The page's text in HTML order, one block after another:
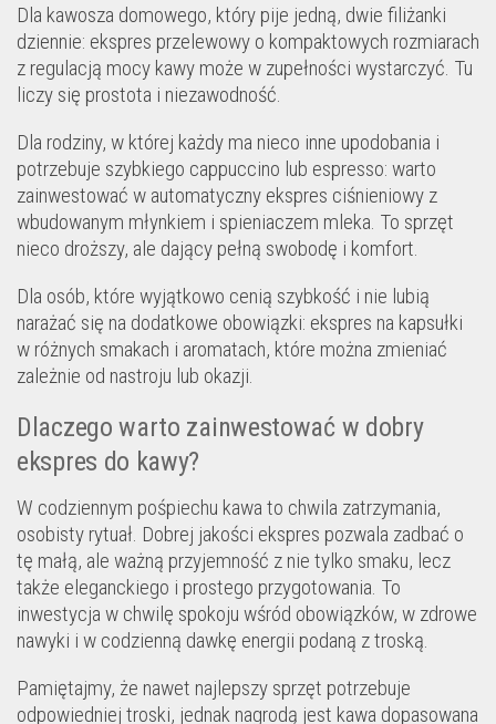
Dla kawosza domowego, który pije jedną, dwie filiżanki
dziennie: ekspres przelewowy o kompaktowych rozmiarach
z regulacją mocy kawy może w zupełności wystarczyć. Tu
liczy się prostota i niezawodność.
Dla rodziny, w której każdy ma nieco inne upodobania i
potrzebuje szybkiego cappuccino lub espresso: warto
zainwestować w automatyczny ekspres ciśnieniowy z
wbudowanym młynkiem i spieniaczem mleka. To sprzęt
nieco droższy, ale dający pełną swobodę i komfort.
Dla osób, które wyjątkowo cenią szybkość i nie lubią
narażać się na dodatkowe obowiązki: ekspres na kapsułki
w różnych smakach i aromatach, które można zmieniać
zależnie od nastroju lub okazji.
Dlaczego warto zainwestować w dobry
ekspres do kawy?
W codziennym pośpiechu kawa to chwila zatrzymania,
osobisty rytuał. Dobrej jakości ekspres pozwala zadbać o
tę małą, ale ważną przyjemność z nie tylko smaku, lecz
także eleganckiego i prostego przygotowania. To
inwestycja w chwilę spokoju wśród obowiązków, w zdrowe
nawyki i w codzienną dawkę energii podaną z troską.
Pamiętajmy, że nawet najlepszy sprzęt potrzebuje
odpowiedniej troski, jednak nagrodą jest kawa dopasowana